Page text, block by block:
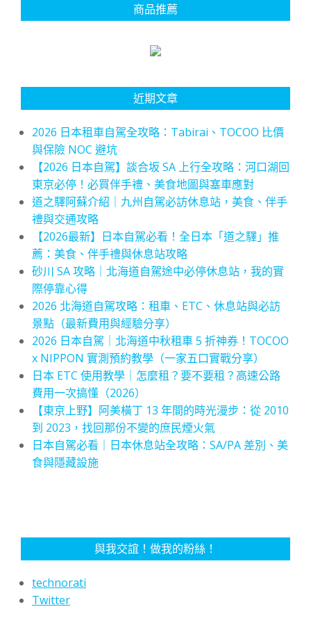
商品推薦
近期文章
2026 日本租車自駕全攻略：Tabirai、TOCOO 比價
與保險 NOC 避坑
【2026 日本自駕】談合坂 SA 上行全攻略：河口湖回
東京必停！必買伴手禮、美食地圖與塞車應對
道之驛阿蘇介紹｜九州自駕必訪休息站，美食、伴手
禮與交通攻略
【2026最新】日本自駕必看！全日本「道之驛」推
薦：美食、伴手禮與休息站攻略
砂川 SA 攻略｜北海道自駕途中必停休息站，我的實
際停靠心得
2026 北海道自駕攻略：租車、ETC、休息站與必訪
景點（最新費用與經驗分享）
2026 日本自駕｜北海道中秋租車 5 折神券！TOCOO
x NIPPON 實測預約教學（一家五口實戰分享）
日本 ETC 使用教學｜怎麼租？要不要租？高速公路
費用一次搞懂（2026）
【東京上野】阿美橫丁 13 年間的時光漫步：從 2010
到 2023，找回那份不變的庶民煙火氣
日本自駕必看｜日本休息站全攻略：SA/PA 差別、美
食與隱藏設施
與我交誼！做我的粉絲！
technorati
Twitter